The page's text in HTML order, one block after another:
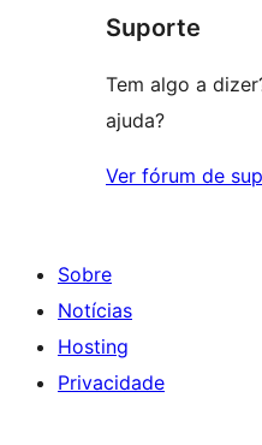
Suporte
Tem algo a
ajuda?
Ver fórum de
Sobre
Notícias
Hosting
Privacidade